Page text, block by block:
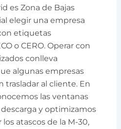
es Zona de Bajas
elegir una empresa
etiquetas
o CERO. Operar con
conlleva
algunas empresas
trasladar al cliente. En
las ventanas
descarga y optimizamos
atascos de la M-30,